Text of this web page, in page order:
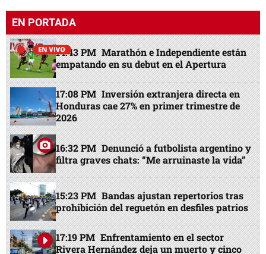
EN PORTADA
14:43 PM Marathón e Independiente están
empatando en su debut en el Apertura
17:08 PM Inversión extranjera directa en
Honduras cae 27% en primer trimestre de
2026
16:32 PM Denunció a futbolista argentino y
filtra graves chats: “Me arruinaste la vida”
15:23 PM Bandas ajustan repertorios tras
prohibición del reguetón en desfiles patrios
17:19 PM Enfrentamiento en el sector
Rivera Hernández deja un muerto y cinco